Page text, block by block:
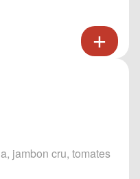
jambon cru, tomates